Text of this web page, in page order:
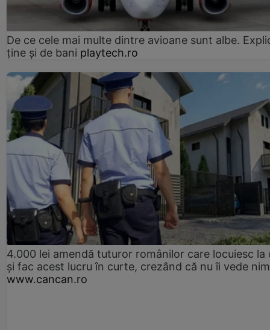
De ce cele mai multe dintre avioane sunt albe.
ține și de bani playtech.ro
4.000 lei amendă tuturor românilor care locuiesc la
și fac acest lucru în curte, crezând că nu îi vede
www.cancan.ro